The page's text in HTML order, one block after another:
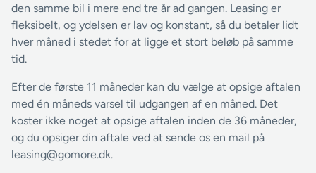
den samme bil i mere end tre år ad gangen. Leasing er
fleksibelt, og ydelsen er lav og konstant, så du betaler lidt
hver måned i stedet for at ligge et stort beløb på samme
tid.
Efter de første 11 måneder kan du vælge at opsige aftalen
med én måneds varsel til udgangen af en måned. Det
koster ikke noget at opsige aftalen inden de 36 måneder,
og du opsiger din aftale ved at sende os en mail på
leasing@gomore.dk.